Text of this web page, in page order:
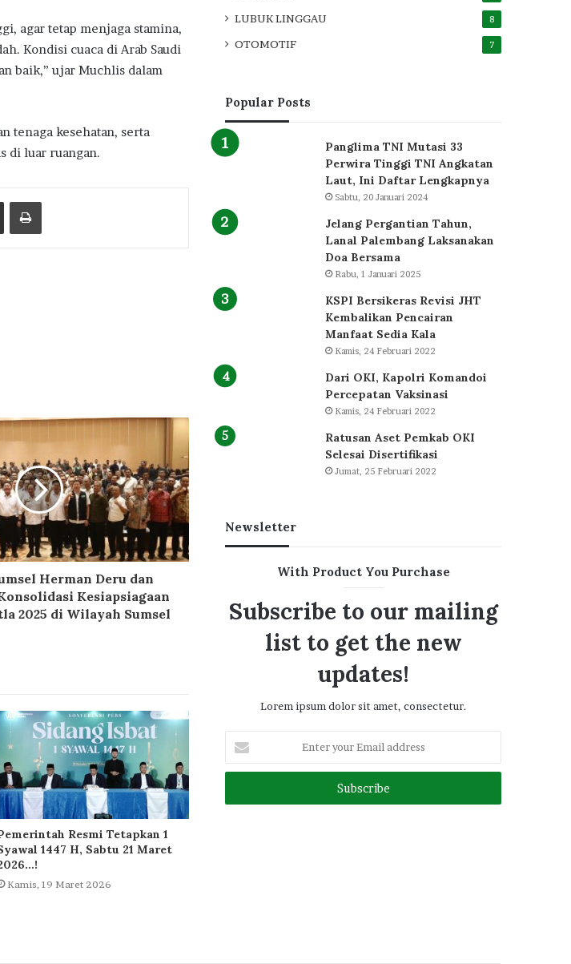
agar tetap menjaga stamina,
Kondisi cuaca di Arab Saudi
baik,” ujar Muchlis dalam
tenaga kesehatan, serta
di luar ruangan.
Share via Email Print
Herman Deru dan
Kesiapsiagaan
2025 di Wilayah Sumsel
Resmi Tetapkan 1
1447 H, Sabtu 21 Maret
Kamis, 19 Maret 2026
LUBUK LINGGAU 8
OTOMOTIF 7
Popular Posts
Panglima TNI Mutasi 33
Perwira Tinggi TNI Angkatan
Laut, Ini Daftar Lengkapnya
Sabtu, 20 Januari 2024
Jelang Pergantian Tahun,
Lanal Palembang Laksanakan
Doa Bersama
Rabu, 1 Januari 2025
KSPI Bersikeras Revisi JHT
Kembalikan Pencairan
Manfaat Sedia Kala
Kamis, 24 Februari 2022
Dari OKI, Kapolri Komandoi
Percepatan Vaksinasi
Kamis, 24 Februari 2022
Ratusan Aset Pemkab OKI
Selesai Disertifikasi
Jumat, 25 Februari 2022
Newsletter
With Product You Purchase
Subscribe to our mailing
list to get the new
updates!
Lorem ipsum dolor sit amet, consectetur.
your
Email